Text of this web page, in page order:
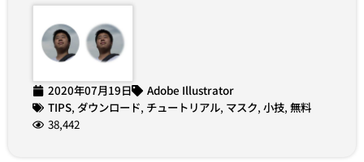
2020年07月19日
Adobe Illustrator
TIPS, ダウンロード, チュートリアル, マスク, 小技, 無料
38,442